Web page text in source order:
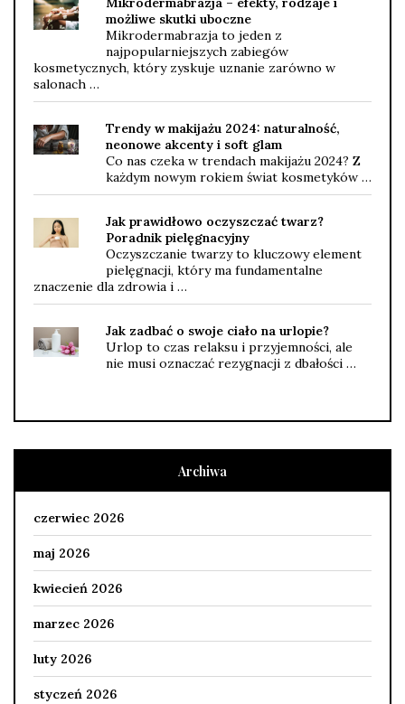
możliwe skutki uboczne
Mikrodermabrazja to jeden z
najpopularniejszych zabiegów
kosmetycznych, który zyskuje uznanie zarówno w
salonach …
Trendy w makijażu 2024: naturalność,
neonowe akcenty i soft glam
Co nas czeka w trendach makijażu 2024? Z
każdym nowym rokiem świat kosmetyków …
Jak prawidłowo oczyszczać twarz?
Poradnik pielęgnacyjny
Oczyszczanie twarzy to kluczowy element
pielęgnacji, który ma fundamentalne
znaczenie dla zdrowia i …
Jak zadbać o swoje ciało na urlopie?
Urlop to czas relaksu i przyjemności, ale
nie musi oznaczać rezygnacji z dbałości …
Archiwa
czerwiec 2026
maj 2026
kwiecień 2026
marzec 2026
luty 2026
styczeń 2026